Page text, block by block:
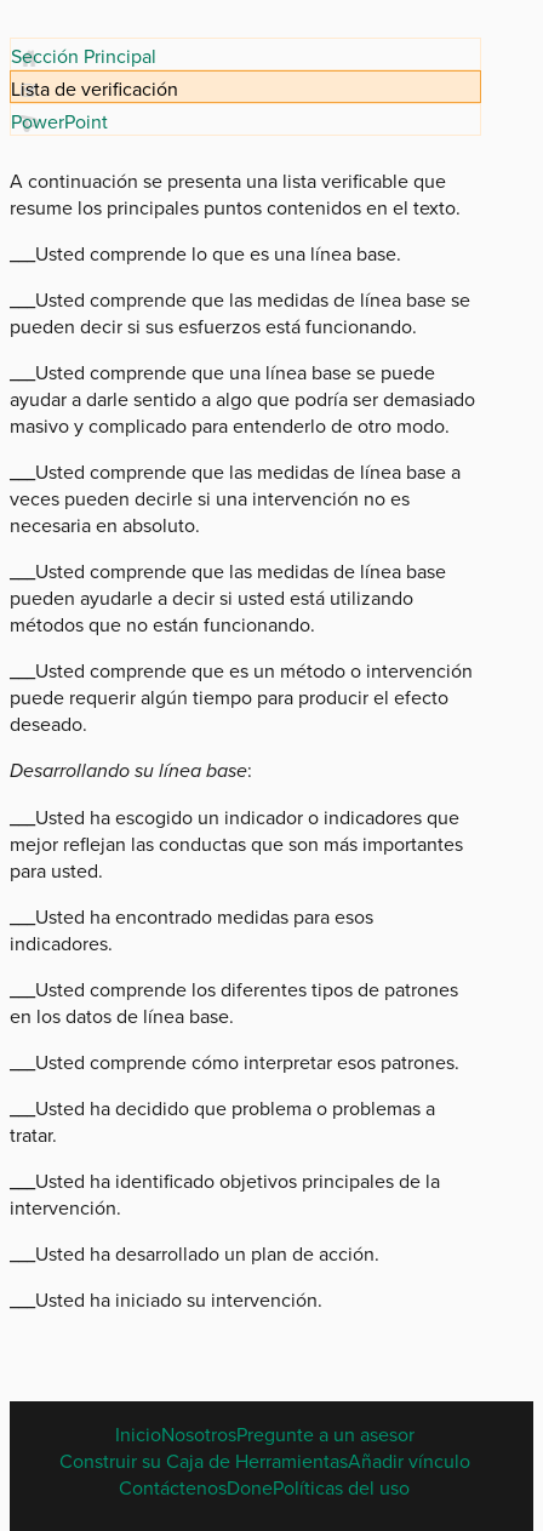
Sección Principal
Lista de verificación
PowerPoint
A continuación se presenta una lista verificable que
resume los principales puntos contenidos en el texto.
___Usted comprende lo que es una línea base.
___Usted comprende que las medidas de línea base se
pueden decir si sus esfuerzos está funcionando.
___Usted comprende que una línea base se puede
ayudar a darle sentido a algo que podría ser demasiado
masivo y complicado para entenderlo de otro modo.
___Usted comprende que las medidas de línea base a
veces pueden decirle si una intervención no es
necesaria en absoluto.
___Usted comprende que las medidas de línea base
pueden ayudarle a decir si usted está utilizando
métodos que no están funcionando.
___Usted comprende que es un método o intervención
puede requerir algún tiempo para producir el efecto
deseado.
Desarrollando su línea base:
___Usted ha escogido un indicador o indicadores que
mejor reflejan las conductas que son más importantes
para usted.
___Usted ha encontrado medidas para esos
indicadores.
___Usted comprende los diferentes tipos de patrones
en los datos de línea base.
___Usted comprende cómo interpretar esos patrones.
___Usted ha decidido que problema o problemas a
tratar.
___Usted ha identificado objetivos principales de la
intervención.
___Usted ha desarrollado un plan de acción.
___Usted ha iniciado su intervención.
SPANISH
FOOTER
MENU
InicioNosotrosPregunte a un asesor
Construir su Caja de HerramientasAñadir vínculo
ContáctenosDonePolíticas del uso